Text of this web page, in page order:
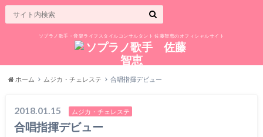
ソプラノ歌手・音楽ライフスタイルコンサルタント 佐藤智恵のオフィシャルサイト
ホーム ムジカ・チェレステ 合唱指揮デビュー
2018.01.15 ムジカ・チェレステ
合唱指揮デビュー